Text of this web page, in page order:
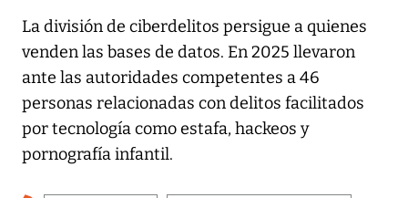
La división de ciberdelitos persigue a quienes
venden las bases de datos. En 2025 llevaron
ante las autoridades competentes a 46
personas relacionadas con delitos facilitados
por tecnología como estafa, hackeos y
pornografía infantil.